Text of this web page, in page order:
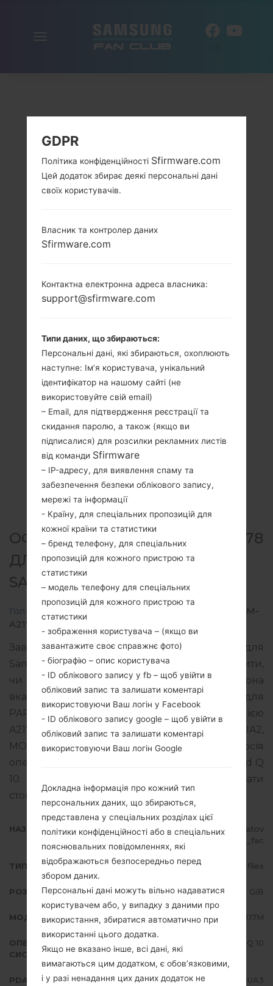
ОФІЦІЙНА ПРОШИВКА #216578
ДЛЯ SM-A217M -
SAMSUNGGALAXY A21S
Головна
SM-
A217M_1_20210216174935_2atovk6j4l_fac.zip
Завантажте останнє оновлення прошивки для
Samsung Galaxy A21s, але не забудьте перевірити,
чи відповідає номер моделі вашого смартфона
вказаному SM-A217M. Код прошивки PSP для
PARAGUAY. Продукт поставляється з PDA версією
A217MUBU5BUA3 версія CSC A217MOWO5BUA2,
MODEM версия A217MUBU5BUA1. Версія
операційної системи даної прошивки Android Q
10. Повна інструкція про те, як прошивати
стокову прошивку на пристроях Samsung
НАЗВА ФАЙЛУ
SM-A217M_1_20210216174935_2atov
k6j4l_fac
ТИП ПРОШИВКИ 4 files
РОЗМІР ФАЙЛУ 3.31 GiB
МОДЕЛЬ Samsung SM-A217M
ОПЕРАЦІЙНА
СИСТЕМА
Android Q 10
PDA/AP ВЕРСІЯ A217MUBU5BUA3
GDPR
Політика конфіденційності Sfirmware.com
Цей додаток збирає деякі персональні дані
своїх користувачів.
Власник та контролер даних
Sfirmware.com
Контактна електронна адреса власника:
support@sfirmware.com
Типи даних, що збираються:
Персональні дані, які збираються, охоплюють
наступне: Ім’я користувача, унікальний
ідентифікатор на нашому сайті (не
використовуйте свій email)
– Email, для підтвердження реєстрації та
скидання паролю, а також (якщо ви
підписалися) для розсилки рекламних листів
від команди Sfirmware
– IP-адресу, для виявлення спаму та
забезпечення безпеки облікового запису,
мережі та інформації
- Країну, для спеціальних пропозицій для
кожної країни та статистики
– бренд телефону, для спеціальних
пропозицій для кожного пристрою та
статистики
– модель телефону для спеціальних
пропозицій для кожного пристрою та
статистики
- зображення користувача – (якщо ви
завантажите своє справжнє фото)
- біографію – опис користувача
- ID облікового запису у fb – щоб увійти в
обліковий запис та залишати коментарі
використовуючи Ваш логін у Facebook
- ID облікового запису google – щоб увійти в
обліковий запис та залишати коментарі
використовуючи Ваш логін Google
Докладна інформація про кожний тип
персональних даних, що збираються,
представлена у спеціальних розділах цієї
політики конфіденційності або в спеціальних
пояснювальних повідомленнях, які
відображаються безпосередньо перед
збором даних.
Персональні дані можуть вільно надаватися
користувачем або, у випадку з даними про
використання, збиратися автоматично при
використанні цього додатка.
Якщо не вказано інше, всі дані, які
вимагаються цим додатком, є обов’язковими,
і у разі ненадання цих даних додаток не